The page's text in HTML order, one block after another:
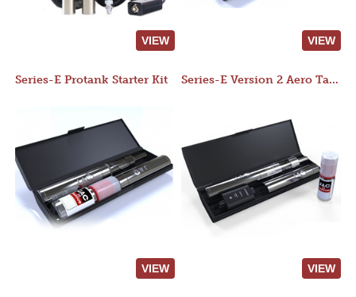
VIEW VIEW
Series-E Protank Starter Kit
VIEW
Series-E Version 2 Aero Tank Starter Kit
VIEW